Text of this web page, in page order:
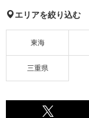
エリアを絞り込む
東海
三重県